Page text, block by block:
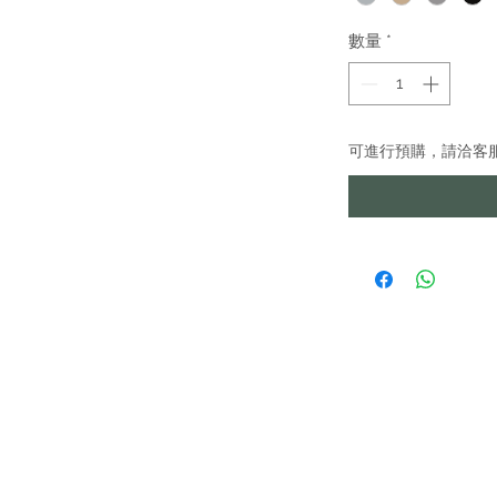
數量 *
可進行預購，請洽客